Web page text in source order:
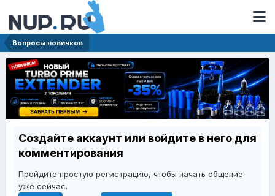
Вопросы новичков
Создайте аккаунт или войдите в него для
комментирования
Пройдите простую регистрацию, чтобы начать общение
уже сейчас.